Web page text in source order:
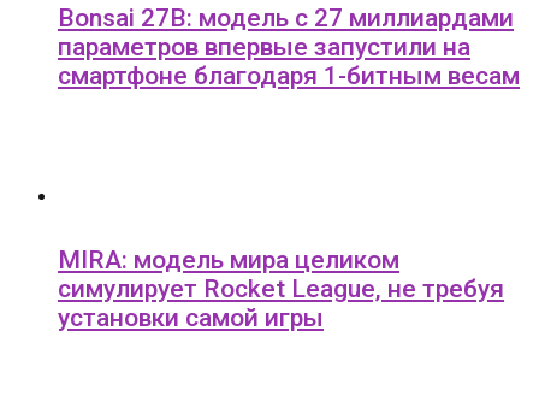
Bonsai 27B: модель с 27 миллиардами
параметров впервые запустили на
смартфоне благодаря 1-битным весам
MIRA: модель мира целиком
симулирует Rocket League, не требуя
установки самой игры